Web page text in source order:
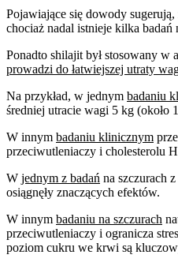
Pojawiające się dowody
chociaż nadal istnieje kilka
Ponadto shilajit był stosowany w
prowadzi do łatwiejszej utraty
Na przykład, w jednym badaniu
średniej utracie wagi 5 kg (około
W innym badaniu klinicznym
przeciwutleniaczy i cholesterolu
W jednym z badań na szczurach
osiągnęły znaczących efektów.
W innym badaniu na szczurach
przeciwutleniaczy i ogranicza
poziom cukru we krwi są